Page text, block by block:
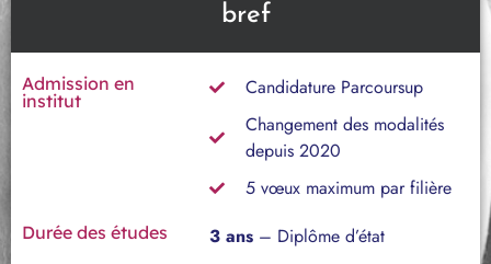
bref
Admission en
institut
Candidature Parcoursup
Changement des modalités
depuis 2020
5 vœux maximum par filière
Durée des études 3 ans – Diplôme d’état